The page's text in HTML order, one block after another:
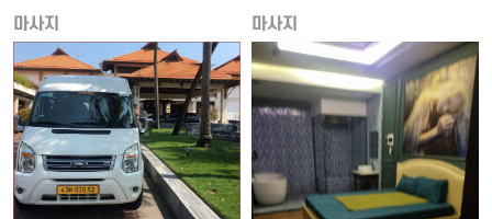
마사지
마사지